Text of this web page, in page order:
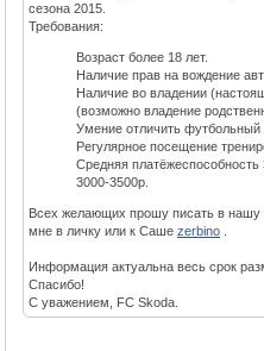
сезона 2015.
Требования:
Возраст более 18 лет.
Наличие прав на вождение
Наличие во владении
(возможно владение
Умение отличить футбольный
Регулярное посещение
Средняя платёжеспособность
3000-3500р.
Всех желающих прошу писать в нашу
мне в личку или к Саше zerbino
Информация актуальна весь срок
Спасибо!
С уважением, FC Skoda.